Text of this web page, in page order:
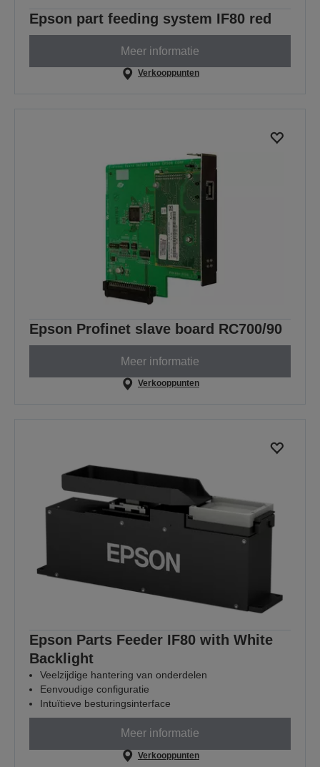
Epson part feeding system IF80 red
Meer informatie
Verkooppunten
Epson Profinet slave board RC700/90
Meer informatie
Verkooppunten
Epson Parts Feeder IF80 with White
Backlight
Veelzijdige hantering van onderdelen
Eenvoudige configuratie
Intuïtieve besturingsinterface
Meer informatie
Verkooppunten